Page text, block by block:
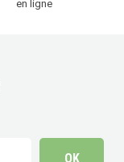
en ligne